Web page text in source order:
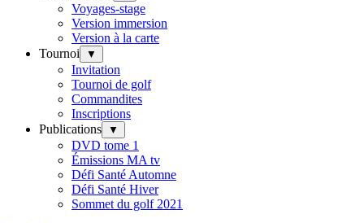
Voyages-stage
Version immersion
Version à la carte
Tournoi
▼
Invitation
Tournoi de golf
Commandites
Inscriptions
Publications
▼
DVD tome 1
Émissions MA tv
Défi Santé Automne
Défi Santé Hiver
Sommet du golf 2021